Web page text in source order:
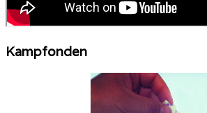
Kampfonden